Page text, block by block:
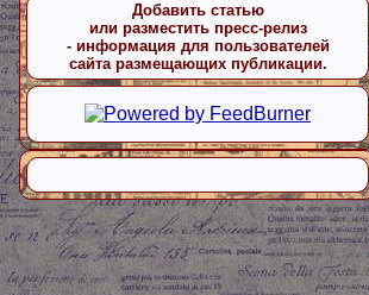
Добавить статью
или разместить пресс-релиз
- информация для пользователей
сайта размещающих публикации.